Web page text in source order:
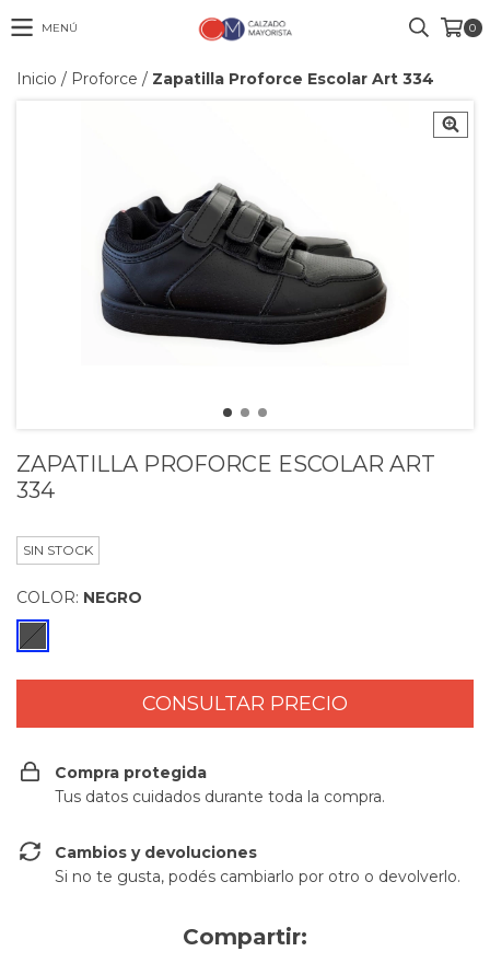
MENÚ 0
Inicio / Proforce / Zapatilla Proforce Escolar Art 334
ZAPATILLA PROFORCE ESCOLAR ART
334
SIN STOCK
COLOR: NEGRO
Compra protegida
Tus datos cuidados durante toda la compra.
Cambios y devoluciones
Si no te gusta, podés cambiarlo por otro o devolverlo.
Compartir: